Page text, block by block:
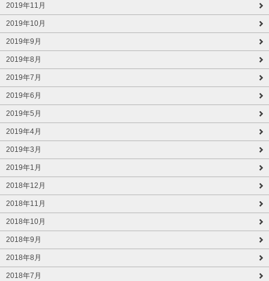
2019年11月
2019年10月
2019年9月
2019年8月
2019年7月
2019年6月
2019年5月
2019年4月
2019年3月
2019年1月
2018年12月
2018年11月
2018年10月
2018年9月
2018年8月
2018年7月